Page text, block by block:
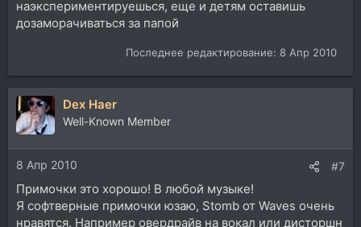
наэкспериментируешься, еще и детям оставишь
дозаморачиваться за папой
Последнее редактирование: 8 Апр 2010
Dex Haer
Well-Known Member
8 Апр 2010 #7
Примочки это хорошо! В любой музыке!
Я софтверные примочки юзаю, Stomb от Waves очень
нравятся. Например овердрайв на вокал или дисторшн